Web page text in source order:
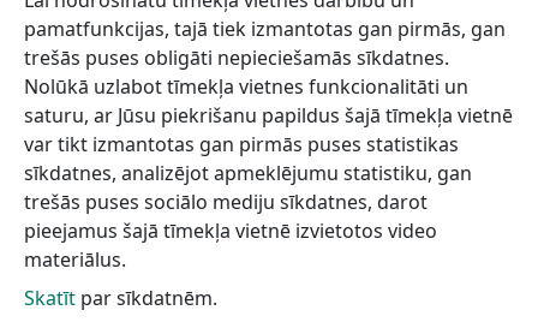
Piesakies jaunumiem!
Pieraksties jaunumiem e-pastā un nepalaid garām
jaunākās aktualitātes.
Vēlos saņemt jaunumus uz norādīto e-pasta adresi.
pamatfunkcijas, tajā tiek izmantotas gan pirmās, gan
trešās puses obligāti nepieciešamās sīkdatnes.
Nolūkā uzlabot tīmekļa vietnes funkcionalitāti un
saturu, ar Jūsu piekrišanu papildus šajā tīmekļa vietnē
var tikt izmantotas gan pirmās puses statistikas
sīkdatnes, analizējot apmeklējumu statistiku, gan
trešās puses sociālo mediju sīkdatnes, darot
pieejamus šajā tīmekļa vietnē izvietotos video
materiālus.
Skatīt par sīkdatnēm.